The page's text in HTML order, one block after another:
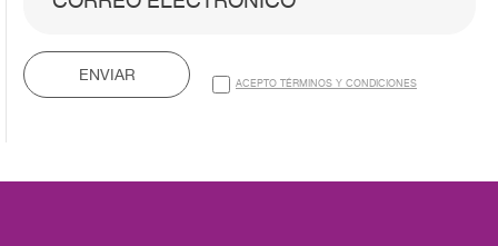
ENVIAR ACEPTO TÉRMINOS Y CONDICIONES